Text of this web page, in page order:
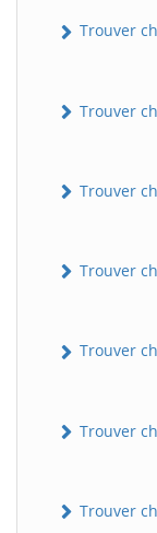
Trouver
Trouver
Trouver
Trouver
Trouver
Trouver
Trouver